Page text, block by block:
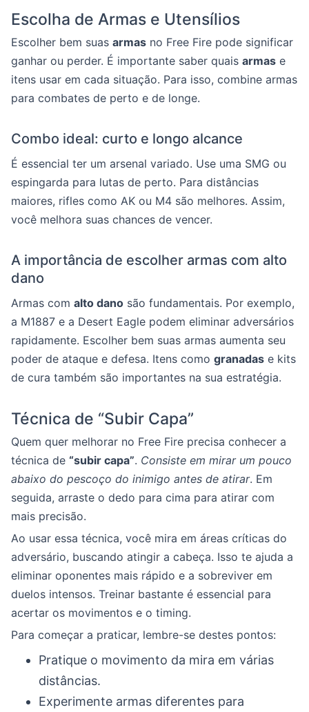
Escolha de Armas e Utensílios
Escolher bem suas armas no Free Fire pode significar
ganhar ou perder. É importante saber quais armas e
itens usar em cada situação. Para isso, combine armas
para combates de perto e de longe.
Combo ideal: curto e longo alcance
É essencial ter um arsenal variado. Use uma SMG ou
espingarda para lutas de perto. Para distâncias
maiores, rifles como AK ou M4 são melhores. Assim,
você melhora suas chances de vencer.
A importância de escolher armas com alto
dano
Armas com alto dano são fundamentais. Por exemplo,
a M1887 e a Desert Eagle podem eliminar adversários
rapidamente. Escolher bem suas armas aumenta seu
poder de ataque e defesa. Itens como granadas e kits
de cura também são importantes na sua estratégia.
Técnica de “Subir Capa”
Quem quer melhorar no Free Fire precisa conhecer a
técnica de “subir capa”. Consiste em mirar um pouco
abaixo do pescoço do inimigo antes de atirar. Em
seguida, arraste o dedo para cima para atirar com
mais precisão.
Ao usar essa técnica, você mira em áreas críticas do
adversário, buscando atingir a cabeça. Isso te ajuda a
eliminar oponentes mais rápido e a sobreviver em
duelos intensos. Treinar bastante é essencial para
acertar os movimentos e o timing.
Para começar a praticar, lembre-se destes pontos:
Pratique o movimento da mira em várias
distâncias.
Experimente armas diferentes para